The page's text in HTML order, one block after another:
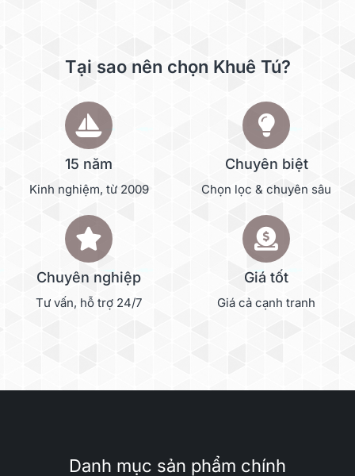
Tại sao nên chọn Khuê Tú?
15 năm
Kinh nghiệm, từ 2009
Chuyên biệt
Chọn lọc & chuyên sâu
Chuyên nghiệp
Tư vấn, hỗ trợ 24/7
Giá tốt
Giá cả cạnh tranh
Danh mục sản phẩm chính